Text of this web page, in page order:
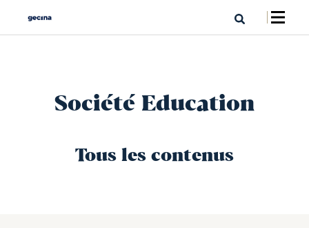
Société Education
Tous les contenus